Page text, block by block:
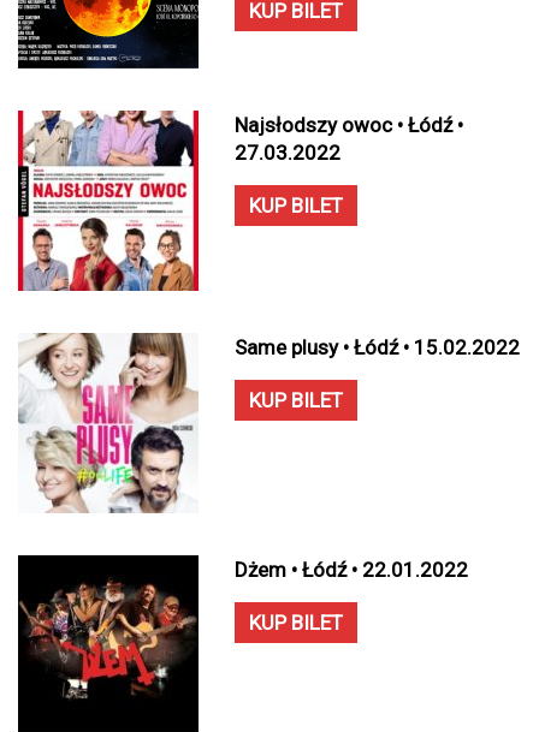
KUP BILET
Najsłodszy owoc • Łódź •
27.03.2022
KUP BILET
Same plusy • Łódź • 15.02.2022
KUP BILET
Dżem • Łódź • 22.01.2022
KUP BILET